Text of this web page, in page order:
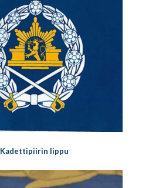
Kadettipiirin lippu